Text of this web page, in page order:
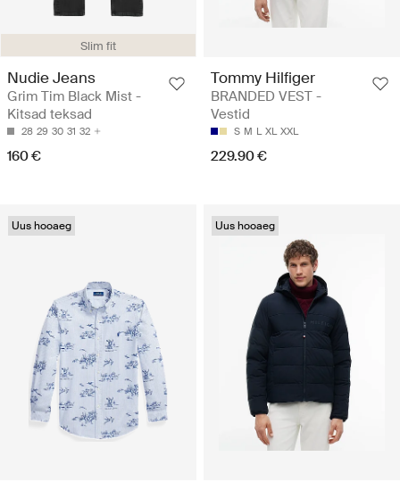
Slim fit
Nudie Jeans
Grim Tim Black Mist -
Kitsad teksad
28 29 30 31 32
160 €
Tommy Hilfiger
BRANDED VEST -
Vestid
S M L XL XXL
229.90 €
Uus hooaeg Uus hooaeg